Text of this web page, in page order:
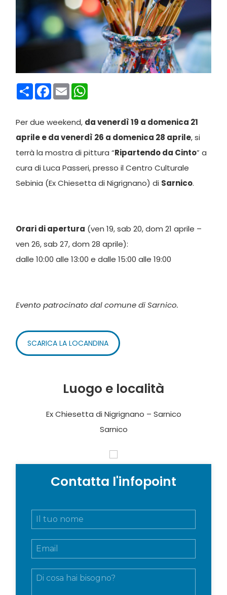
CondividiFacebook
Email
Per due weekend, da venerdì 19 a domenica 21
aprile e da venerdì 26 a domenica 28 aprile, si
terrà la mostra di pittura “Ripartendo da Cinto” a
cura di Luca Passeri, presso il Centro Culturale
Sebinia (Ex Chiesetta di Nigrignano) di Sarnico.
Orari di apertura (ven 19, sab 20, dom 21 aprile –
ven 26, sab 27, dom 28 aprile):
dalle 10:00 alle 13:00 e dalle 15:00 alle 19:00
Evento patrocinato dal comune di Sarnico.
SCARICA LA LOCANDINA
Luogo e località
Ex Chiesetta di Nigrignano – Sarnico
Sarnico
Contatta l'infopoint
N
g
E
m
M